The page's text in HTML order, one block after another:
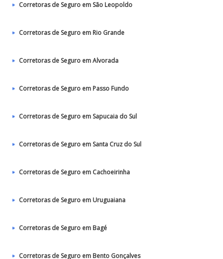
Corretoras de Seguro em São Leopoldo
Corretoras de Seguro em Rio Grande
Corretoras de Seguro em Alvorada
Corretoras de Seguro em Passo Fundo
Corretoras de Seguro em Sapucaia do Sul
Corretoras de Seguro em Santa Cruz do Sul
Corretoras de Seguro em Cachoeirinha
Corretoras de Seguro em Uruguaiana
Corretoras de Seguro em Bagé
Corretoras de Seguro em Bento Gonçalves